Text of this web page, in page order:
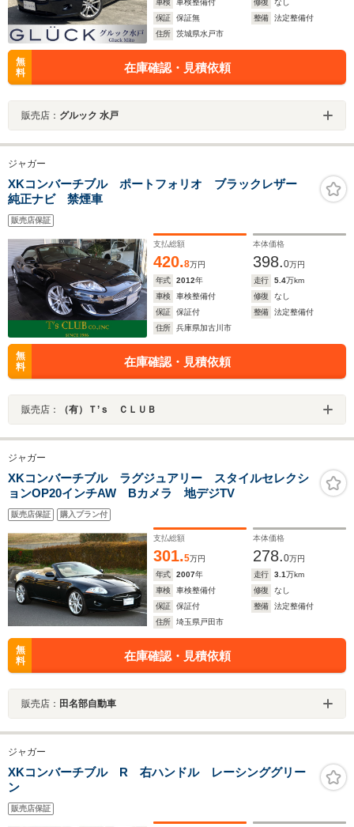
車検 車検整備付 修復
なし
保証
保証無 整備
法定整備付
住所
茨城県水戸市
無
料
在庫確認・見積依頼
販売店： グルック 水戸
ジャガー
XKコンバーチブル ポートフォリオ ブラックレザー
純正ナビ 禁煙車
販売店保証
支払総額
420.8万円
本体価格
398.0万円
年式
2012年 走行 5.4万km
車検
車検整備付 修復
なし
保証
保証付 整備
法定整備付
住所
兵庫県加古川市
無
料
在庫確認・見積依頼
販売店： （有）Ｔ’ｓ ＣＬＵＢ
ジャガー
XKコンバーチブル ラグジュアリー スタイルセレクシ
ョンOP20インチAW Bカメラ 地デジTV
販売店保証 購入プラン付
支払総額
301.5万円
本体価格
278.0万円
年式
2007年 走行 3.1万km
車検
車検整備付 修復
なし
保証
保証付 整備
法定整備付
住所
埼玉県戸田市
無
料
在庫確認・見積依頼
販売店： 田名部自動車
ジャガー
XKコンバーチブル R 右ハンドル レーシンググリー
ン
販売店保証